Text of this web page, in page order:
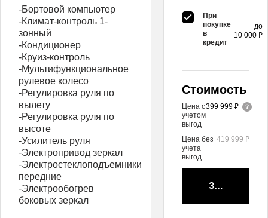
-Бортовой компьютер
-Климат-контроль 1-
зонный
-Кондиционер
-Круиз-контроль
-Мультифункциональное
рулевое колесо
-Регулировка руля по
вылету
-Регулировка руля по
высоте
-Усилитель руля
-Электропривод зеркал
-Электростеклоподъемники
передние
-Электрообогрев
боковых зеркал
При
покупке
в
кредит
до
10 000 ₽
Стоимость
Цена с
учетом
выгод
399 999 ₽
Цена без
учета
выгод
419 999 ₽